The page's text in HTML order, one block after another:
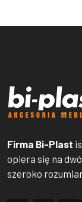
Firma Bi-Plast
opiera się na
szeroko